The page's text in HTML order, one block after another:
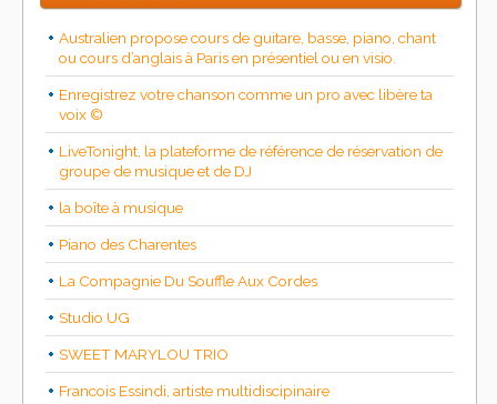
Australien propose cours de guitare, basse, piano, chant
ou cours d’anglais à Paris en présentiel ou en visio.
Enregistrez votre chanson comme un pro avec libère ta
voix ©
LiveTonight, la plateforme de référence de réservation de
groupe de musique et de DJ
la boîte à musique
Piano des Charentes
La Compagnie Du Souffle Aux Cordes
Studio UG
SWEET MARYLOU TRIO
Francois Essindi, artiste multidiscipinaire